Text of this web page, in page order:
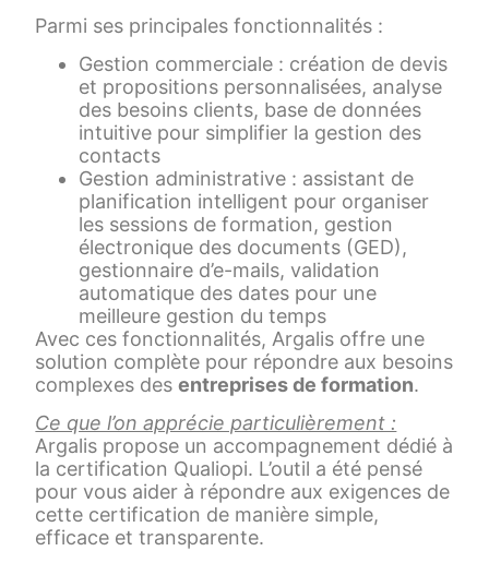
Parmi ses principales fonctionnalités :
Gestion commerciale : création de devis
et propositions personnalisées, analyse
des besoins clients, base de données
intuitive pour simplifier la gestion des
contacts
Gestion administrative : assistant de
planification intelligent pour organiser
les sessions de formation, gestion
électronique des documents (GED),
gestionnaire d’e-mails, validation
automatique des dates pour une
meilleure gestion du temps
Avec ces fonctionnalités, Argalis offre une
solution complète pour répondre aux besoins
complexes desentreprises de formation.
Ce que l’on apprécie particulièrement :
Argalis propose un accompagnement dédié à
la certification Qualiopi. L’outil a été pensé
pour vous aider à répondre aux exigences de
cette certification de manière simple,
efficace et transparente.